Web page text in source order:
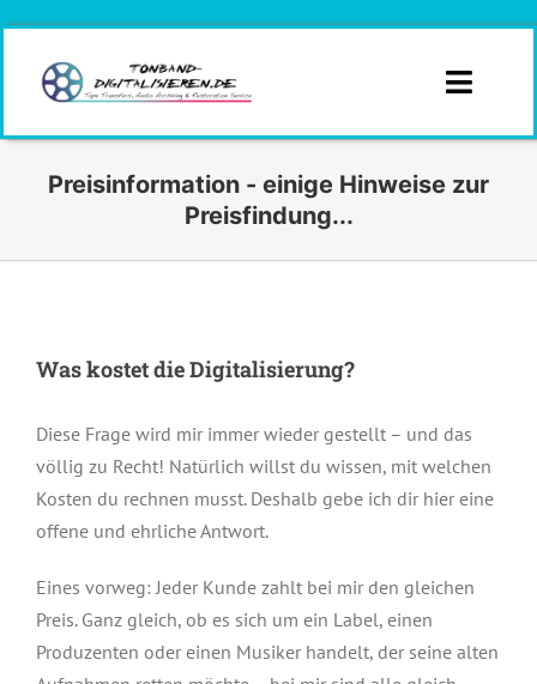
springen
Toggle
Angebotsanfrage
Kontakt
Angebot
Preisinformation - einige Hinweise zur
Preisfindung...
Was kostet die Digitalisierung?
Diese Frage wird mir immer wieder gestellt – und das
völlig zu Recht! Natürlich willst du wissen, mit welchen
Kosten du rechnen musst. Deshalb gebe ich dir hier eine
offene und ehrliche Antwort.
Eines vorweg: Jeder Kunde zahlt bei mir den gleichen
Preis. Ganz gleich, ob es sich um ein Label, einen
Produzenten oder einen Musiker handelt, der seine alten